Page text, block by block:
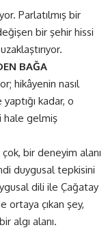
Parlatılmış bir
bir şehir hissi
BAĞA
hikâyenin nasıl
kadar, o
hale gelmiş
bir deneyim alanı
duygusal tepkisini
dili ile Çağatay
ortaya çıkan şey,
algı alanı.